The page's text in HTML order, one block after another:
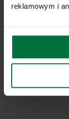
reklamowym i